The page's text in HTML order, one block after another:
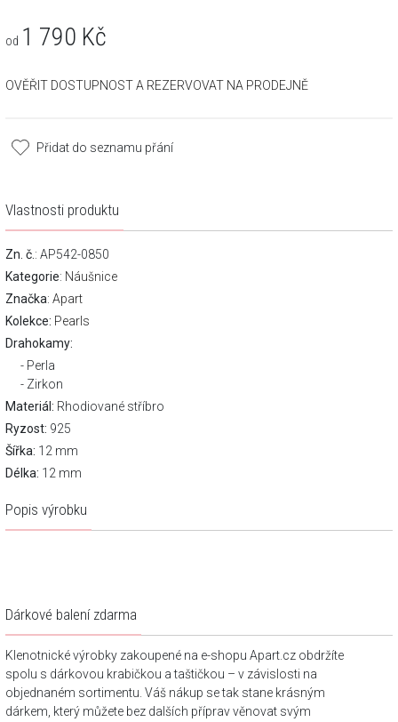
od 1 790 Kč
OVĚŘIT DOSTUPNOST A REZERVOVAT NA PRODEJNĚ
Přidat do seznamu přání
Vlastnosti produktu
Zn. č. : AP542-0850
Kategorie: Náušnice
Značka: Apart
Kolekce: Pearls
Drahokamy:
Perla
Zirkon
Materiál: Rhodiované stříbro
Ryzost: 925
Šířka: 12 mm
Délka: 12 mm
Popis výrobku
Dárkové balení zdarma
Klenotnické výrobky zakoupené na e-shopu Apart.cz obdržíte
spolu s dárkovou krabičkou a taštičkou – v závislosti na
objednaném sortimentu. Váš nákup se tak stane krásným
dárkem, který můžete bez dalších příprav věnovat svým